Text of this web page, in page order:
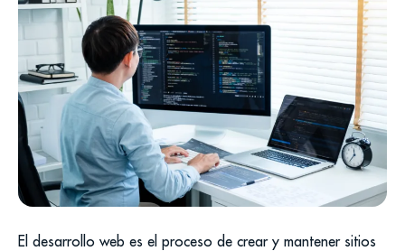
El desarrollo web es el proceso de crear y mantener sitios